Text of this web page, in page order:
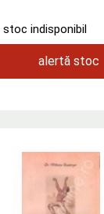
stoc indisponibil
alertă stoc